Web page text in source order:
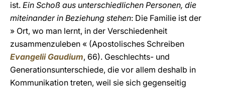
ist. Ein Schoß aus unterschiedlichen Personen, die
miteinander in Beziehung stehen: Die Familie ist der
» Ort, wo man lernt, in der Verschiedenheit
zusammenzuleben « (Apostolisches Schreiben
Evangelii Gaudium, 66). Geschlechts- und
Generationsunterschiede, die vor allem deshalb in
Kommunikation treten, weil sie sich gegenseitig